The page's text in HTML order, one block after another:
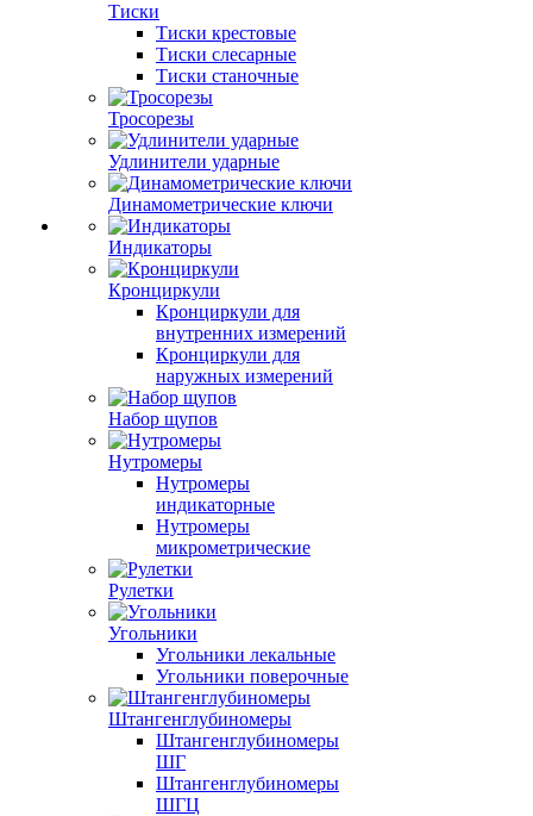
Тиски
Тиски крестовые
Тиски слесарные
Тиски станочные
Тросорезы
Удлинители ударные
Динамометрические ключи
Индикаторы
Кронциркули
Кронциркули для
внутренних измерений
Кронциркули для
наружных измерений
Набор щупов
Нутромеры
Нутромеры
индикаторные
Нутромеры
микрометрические
Рулетки
Угольники
Угольники лекальные
Угольники поверочные
Штангенглубиномеры
Штангенглубиномеры
ШГ
Штангенглубиномеры
ШГЦ